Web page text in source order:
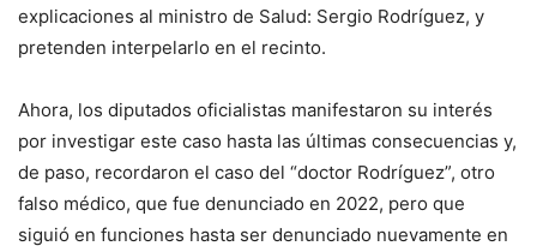
explicaciones al ministro de Salud: Sergio Rodríguez, y
pretenden interpelarlo en el recinto.
Ahora, los diputados oficialistas manifestaron su interés
por investigar este caso hasta las últimas consecuencias y,
de paso, recordaron el caso del “doctor Rodríguez”, otro
falso médico, que fue denunciado en 2022, pero que
siguió en funciones hasta ser denunciado nuevamente en